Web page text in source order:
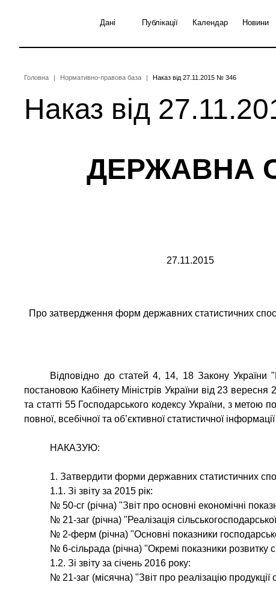
Дані Публікації Календар Новини
Рядок
навіґації
Головна Нормативно-правова база Наказ від 27.11.2015 № 346
Наказ від
ДЕРЖАВНА
27.11.2015
Про затвердження форм державних статистичних
Відповідно до статей 4, 14, 18 Закону
постановою Кабінету Міністрів України від 23
та статті 55 Господарського кодексу України, з
повної, всебічної та об’єктивної статистичної інформації
НАКАЗУЮ:
1. Затвердити форми державних статистичних
1.1. Зі звіту за 2015 рік:
№ 50-сг (річна) "Звіт про основні економічні
№ 21-заг (річна) "Реалізація
№ 2-ферм (річна) "Основні показники
№ 6-сільрада (річна) "Окремі показники розвитку
1.2. Зі звіту за січень 2016 року:
№ 21-заг (місячна) "Звіт про реалізацію продукції